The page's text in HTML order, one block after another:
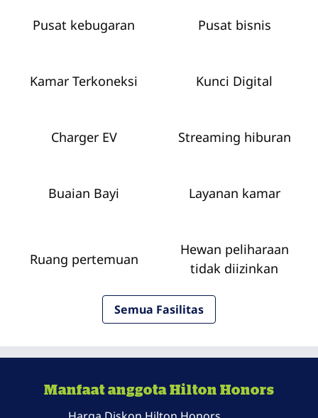
Pusat kebugaran Pusat bisnis
Kamar Terkoneksi Kunci Digital
Charger EV Streaming hiburan
Buaian Bayi Layanan kamar
Ruang pertemuan
Hewan peliharaan
tidak diizinkan
Semua Fasilitas
Manfaat anggota Hilton Honors